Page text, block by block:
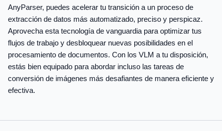
AnyParser, puedes acelerar tu transición a un proceso de
extracción de datos más automatizado, preciso y perspicaz.
Aprovecha esta tecnología de vanguardia para optimizar tus
flujos de trabajo y desbloquear nuevas posibilidades en el
procesamiento de documentos. Con los VLM a tu disposición,
estás bien equipado para abordar incluso las tareas de
conversión de imágenes más desafiantes de manera eficiente y
efectiva.